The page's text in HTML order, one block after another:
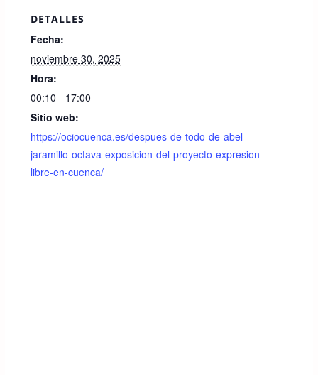
c
e
b
o
o
k
A
DETALLES
Fecha:
noviembre 30, 2025
Hora:
00:10 - 17:00
Sitio web:
https://ociocuenca.es/despues-de-todo-de-abel-
jaramillo-octava-exposicion-del-proyecto-expresion-
libre-en-cuenca/